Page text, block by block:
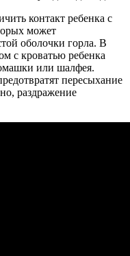
контакт ребенка с
может
оболочки горла. В
с кроватью ребенка
или шалфея.
пересыхание
раздражение